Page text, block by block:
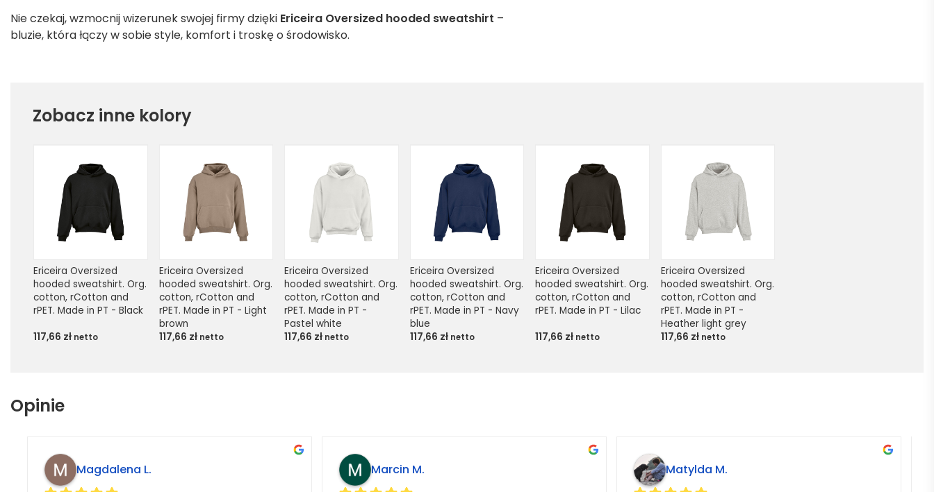
Nie czekaj, wzmocnij wizerunek swojej firmy dzięki Ericeira Oversized hooded sweatshirt –
bluzie, która łączy w sobie style, komfort i troskę o środowisko.
Zobacz inne kolory
Ericeira Oversized
hooded sweatshirt. Org.
cotton, rCotton and
rPET. Made in PT - Black
117,66 zł netto
Ericeira Oversized
hooded sweatshirt. Org.
cotton, rCotton and
rPET. Made in PT - Light
brown
117,66 zł netto
Ericeira Oversized
hooded sweatshirt. Org.
cotton, rCotton and
rPET. Made in PT -
Pastel white
117,66 zł netto
Ericeira Oversized
hooded sweatshirt. Org.
cotton, rCotton and
rPET. Made in PT - Navy
blue
117,66 zł netto
Ericeira Oversized
hooded sweatshirt. Org.
cotton, rCotton and
rPET. Made in PT - Lilac
117,66 zł netto
Ericeira Oversized
hooded sweatshirt. Org.
cotton, rCotton and
rPET. Made in PT -
Heather light grey
117,66 zł netto
Opinie
Magdalena L. Marcin M. Matylda M.